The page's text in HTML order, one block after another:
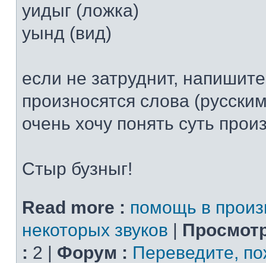
уидыг (ложка)
уынд (вид)
если не затруднит,
произносятся слова
очень хочу понять суть
Стыр бузныг!
Read more : помощь в
некоторых звуков |
: 2 | Форум : Переведите,